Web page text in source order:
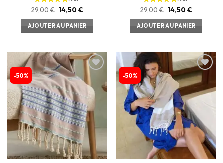
6 avis
29,00€ 14,50€
AJOUTER AU PANIER
29,00€ 14,50€
AJOUTER AU PANIER
-50%
Ajouter
à la
liste
d’envies
-50%
Ajouter
à la
liste
d’envies